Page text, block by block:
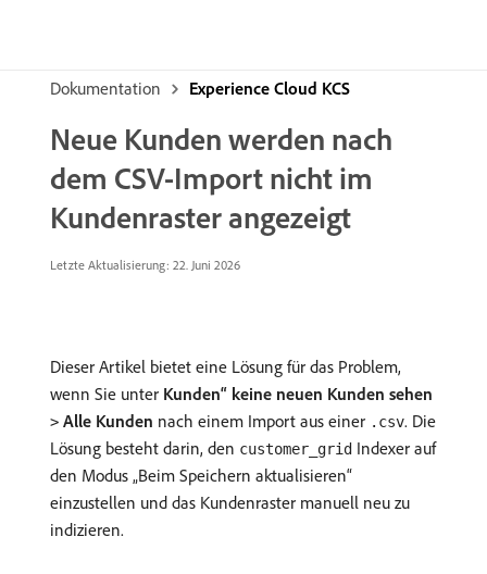
Dokumentation Experience Cloud KCS
Neue Kunden werden nach
dem CSV-Import nicht im
Kundenraster angezeigt
Letzte Aktualisierung: 22. Juni 2026
Dieser Artikel bietet eine Lösung für das Problem,
wenn Sie unter Kunden“ keine neuen Kunden sehen
> Alle Kunden nach einem Import aus einer .csv. Die
Lösung besteht darin, den customer_grid Indexer auf
den Modus „Beim Speichern aktualisieren“
einzustellen und das Kundenraster manuell neu zu
indizieren.